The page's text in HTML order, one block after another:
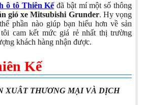
ô tô Thiên Kếđã bật mí một số thông
gió xe Mitsubishi Grunder. Hy vọng
phần nào giúp bạn hiểu hơn về sản
cam kết mức giá rẻ nhất thị trường
khách hàng nhận được.
Kế
XUÂT THƯƠNG MẠI VÀ DỊCH